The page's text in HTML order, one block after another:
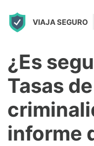
VIAJA SEGURO
¿Es
Tasas de
informe